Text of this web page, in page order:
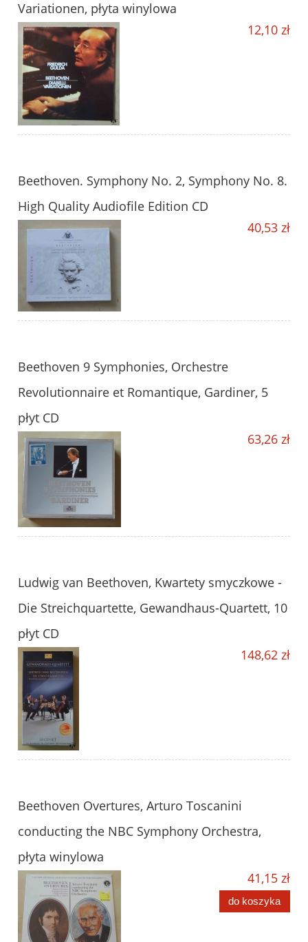
Variationen, płyta winylowa
12,10 zł
Beethoven. Symphony No. 2, Symphony No. 8.
High Quality Audiofile Edition CD
40,53 zł
Beethoven 9 Symphonies, Orchestre
Revolutionnaire et Romantique, Gardiner, 5
płyt CD
63,26 zł
Ludwig van Beethoven, Kwartety smyczkowe -
Die Streichquartette, Gewandhaus-Quartett, 10
płyt CD
148,62 zł
Beethoven Overtures, Arturo Toscanini
conducting the NBC Symphony Orchestra,
płyta winylowa
41,15 zł
do koszyka